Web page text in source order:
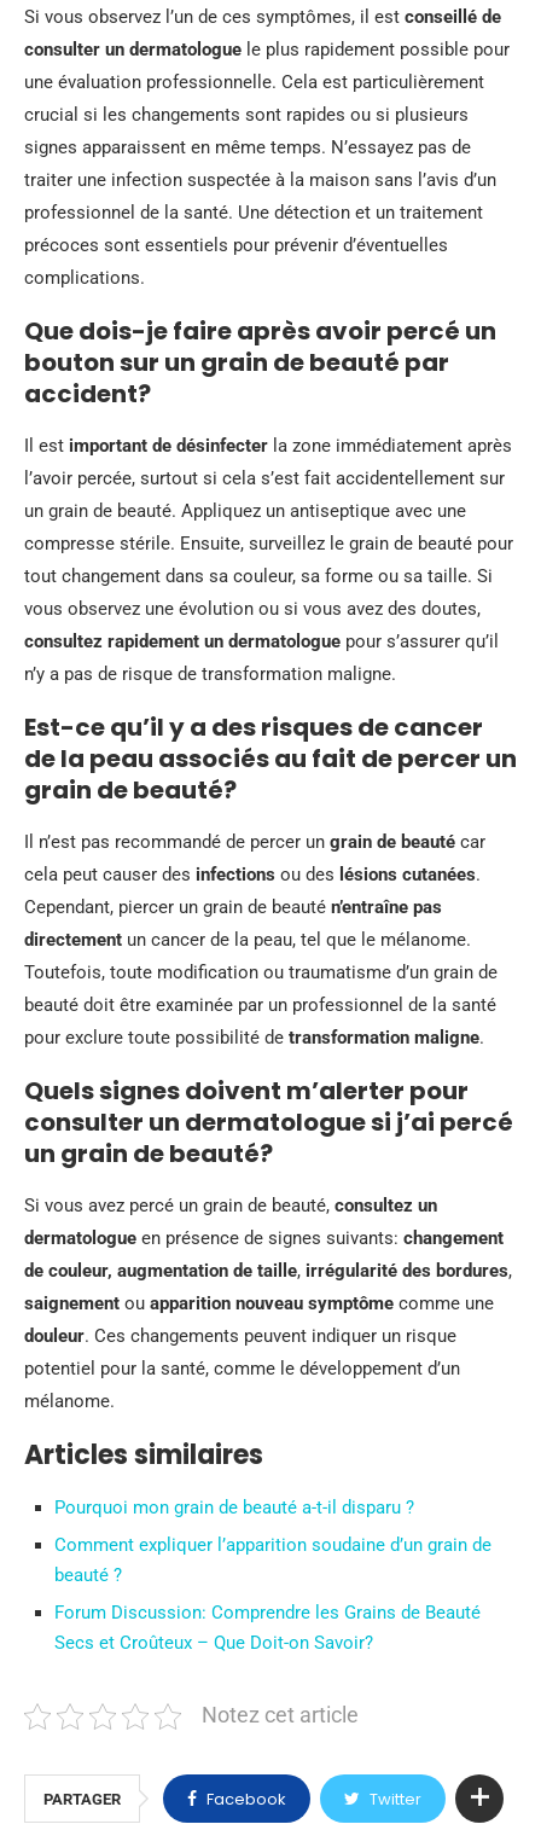
Si vous observez l’un de ces symptômes, il est conseillé de
consulter un dermatologue le plus rapidement possible pour
une évaluation professionnelle. Cela est particulièrement
crucial si les changements sont rapides ou si plusieurs
signes apparaissent en même temps. N’essayez pas de
traiter une infection suspectée à la maison sans l’avis d’un
professionnel de la santé. Une détection et un traitement
précoces sont essentiels pour prévenir d’éventuelles
complications.
Que dois-je faire après avoir percé un
bouton sur un grain de beauté par
accident?
Il est important de désinfecter la zone immédiatement après
l’avoir percée, surtout si cela s’est fait accidentellement sur
un grain de beauté. Appliquez un antiseptique avec une
compresse stérile. Ensuite, surveillez le grain de beauté pour
tout changement dans sa couleur, sa forme ou sa taille. Si
vous observez une évolution ou si vous avez des doutes,
consultez rapidement un dermatologue pour s’assurer qu’il
n’y a pas de risque de transformation maligne.
Est-ce qu’il y a des risques de cancer
de la peau associés au fait de percer un
grain de beauté?
Il n’est pas recommandé de percer un grain de beauté car
cela peut causer des infections ou des lésions cutanées.
Cependant, piercer un grain de beauté n’entraîne pas
directement un cancer de la peau, tel que le mélanome.
Toutefois, toute modification ou traumatisme d’un grain de
beauté doit être examinée par un professionnel de la santé
pour exclure toute possibilité de transformation maligne.
Quels signes doivent m’alerter pour
consulter un dermatologue si j’ai percé
un grain de beauté?
Si vous avez percé un grain de beauté, consultez un
dermatologue en présence de signes suivants: changement
de couleur, augmentation de taille, irrégularité des bordures,
saignement ou apparition nouveau symptôme comme une
douleur. Ces changements peuvent indiquer un risque
potentiel pour la santé, comme le développement d’un
mélanome.
Articles similaires
Pourquoi mon grain de beauté a-t-il disparu ?
Comment expliquer l’apparition soudaine d’un grain de
beauté ?
Forum Discussion: Comprendre les Grains de Beauté
Secs et Croûteux – Que Doit-on Savoir?
Notez cet article
PARTAGER Facebook Twitter